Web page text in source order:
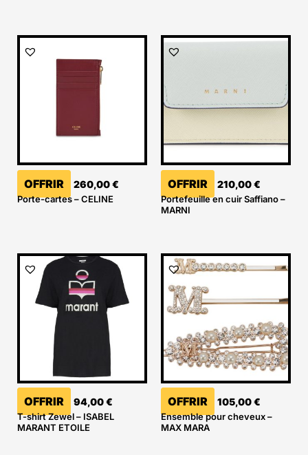
OFFRIR 260,00€
Porte-cartes – CELINE
OFFRIR 210,00€
Portefeuille en cuir Saffiano –
MARNI
OFFRIR 94,00€
T-shirt Zewel – ISABEL
MARANT ETOILE
OFFRIR 105,00€
Ensemble pour cheveux –
MAX MARA